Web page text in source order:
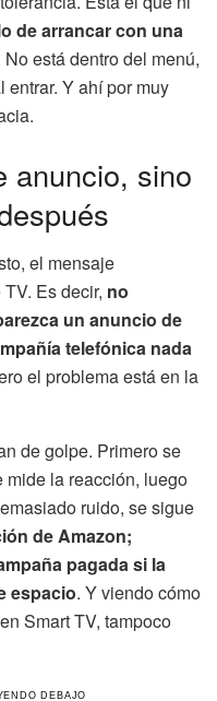
de arrancar con una
No está dentro del menú,
entrar. Y ahí por muy
anuncio, sino
el mensaje
Es decir, no
un anuncio de
telefónica nada
el problema está en la
de golpe. Primero se
la reacción, luego
ruido, se sigue
de Amazon;
pagada si la
espacio. Y viendo cómo
Smart TV, tampoco